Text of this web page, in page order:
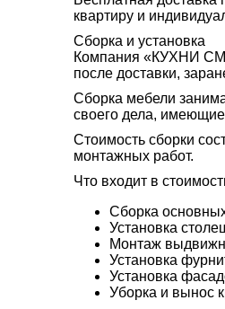
квартиру и
Сборка и установка
Компания «КУХНИ
после доставки,
Сборка мебели
своего дела,
Стоимость сборки
монтажных работ.
Что входит в
Сборка
Установка
Монтаж
Установка
Установка
Уборка и вынос